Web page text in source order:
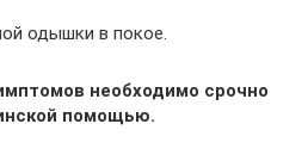
одышки в покое.
необходимо срочно
помощью.